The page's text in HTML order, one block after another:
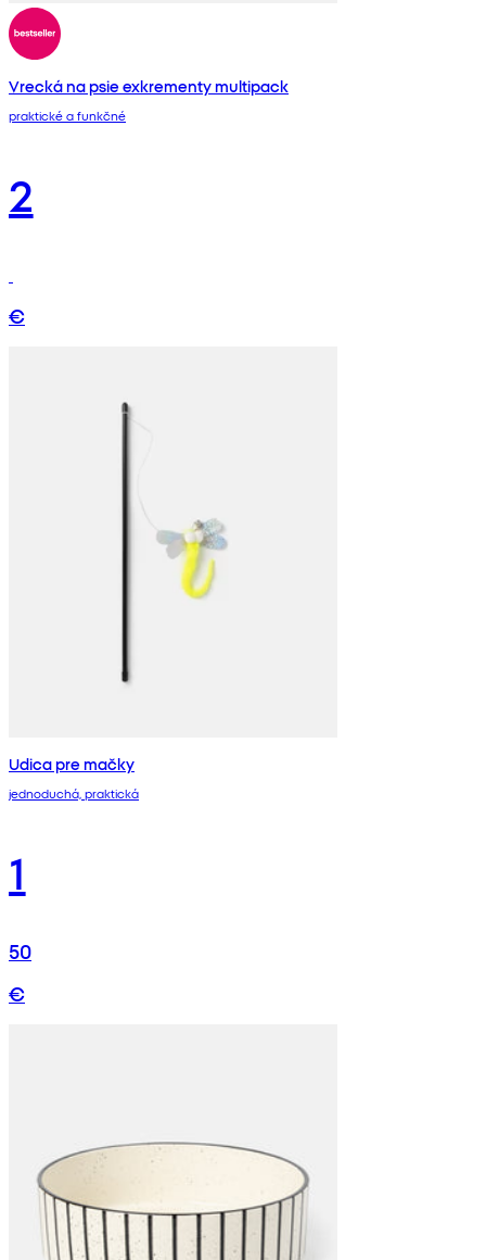
Vrecká na psie exkrementy multipack
praktické a funkčné
2
€
Udica pre mačky
jednoduchá, praktická
1
50
€